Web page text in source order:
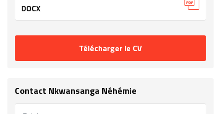
DOCX
Télécharger le CV
Contact Nkwansanga Néhémie